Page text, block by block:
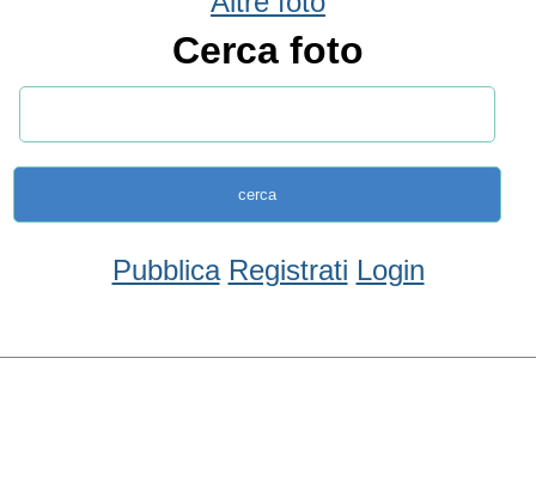
Cerca foto
Pubblica Registrati Login
Condividi
Facebook
WhatsApp
TwitterEmail